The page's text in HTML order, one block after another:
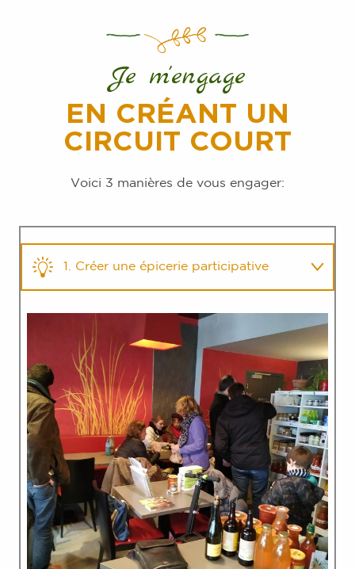
Je m'engage
EN CRÉANT UN
CIRCUIT COURT
Voici 3 manières de vous engager:
1. Créer une épicerie participative
2. Créer une AMAP
3. Créer un point de dépôt de
paniers